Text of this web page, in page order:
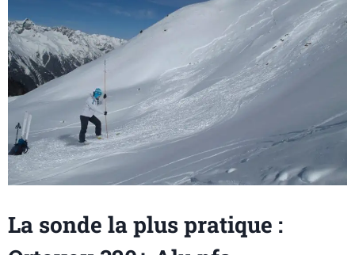
La sonde la plus pratique :